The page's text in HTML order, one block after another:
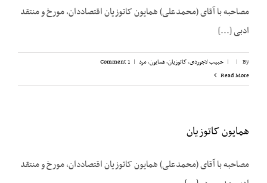
مصاحبه با آقای (محمدعلی) همایون کاتوزیان اقتصاددان، مورخ و منتقد
ادبی [...]
By
|
| حبیب لاجوردی,کاتوزیان، همایون,مرد |
1 Comment
Read More
همایون کاتوزیان
مصاحبه با آقای (محمدعلی) همایون کاتوزیان اقتصاددان، مورخ و منتقد